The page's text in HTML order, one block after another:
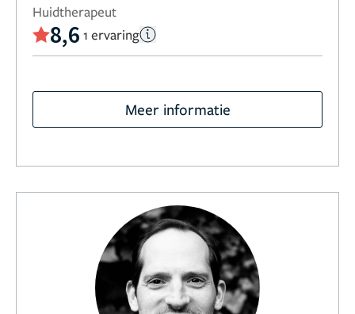
Huidtherapeut
8,6 1 ervaring
Meer informatie